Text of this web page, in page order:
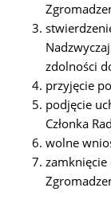
zdolności
przyjęcie
podjęcie
Członka
wolne
zamknięcie